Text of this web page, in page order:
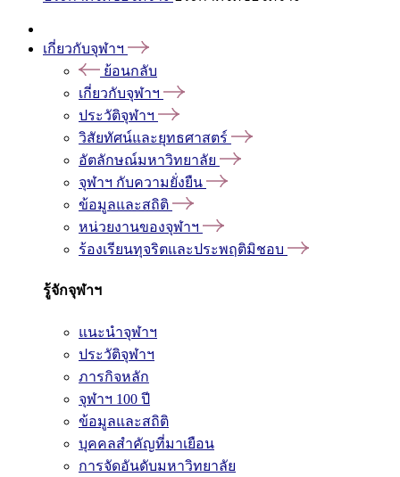
เกี่ยวกับจุฬาฯ
ย้อนกลับ
เกี่ยวกับจุฬาฯ
ประวัติจุฬาฯ
วิสัยทัศน์และยุทธศาสตร์
อัตลักษณ์มหาวิทยาลัย
จุฬาฯ กับความยั่งยืน
ข้อมูลและสถิติ
หน่วยงานของจุฬาฯ
ร้องเรียนทุจริตและประพฤติมิชอบ
รู้จักจุฬาฯ
แนะนำจุฬาฯ
ประวัติจุฬาฯ
ภารกิจหลัก
จุฬาฯ 100 ปี
ข้อมูลและสถิติ
บุคคลสำคัญที่มาเยือน
การจัดอันดับมหาวิทยาลัย